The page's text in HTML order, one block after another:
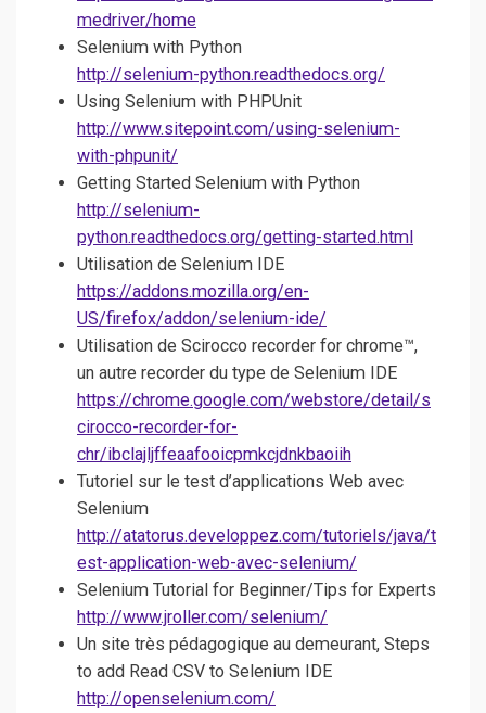
medriver/home
Selenium with Python
http://selenium-python.readthedocs.org/
Using Selenium with PHPUnit
http://www.sitepoint.com/using-selenium-
with-phpunit/
Getting Started Selenium with Python
http://selenium-
python.readthedocs.org/getting-started.html
Utilisation de Selenium IDE
https://addons.mozilla.org/en-
US/firefox/addon/selenium-ide/
Utilisation de Scirocco recorder for chrome™,
un autre recorder du type de Selenium IDE
https://chrome.google.com/webstore/detail/s
cirocco-recorder-for-
chr/ibclajljffeaafooicpmkcjdnkbaoiih
Tutoriel sur le test d’applications Web avec
Selenium
http://atatorus.developpez.com/tutoriels/java/t
est-application-web-avec-selenium/
Selenium Tutorial for Beginner/Tips for Experts
http://www.jroller.com/selenium/
Un site très pédagogique au demeurant, Steps
to add Read CSV to Selenium IDE
http://openselenium.com/